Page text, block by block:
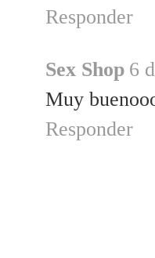
Responder
Sex Shop 6
Muy
Responder